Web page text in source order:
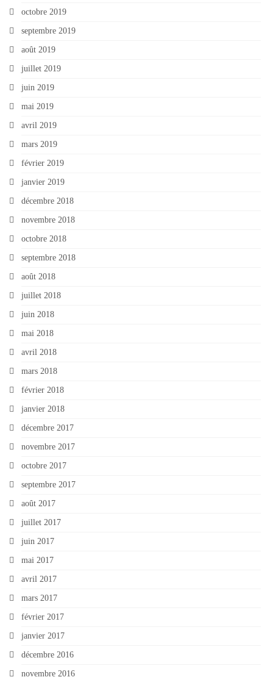
octobre 2019
septembre 2019
août 2019
juillet 2019
juin 2019
mai 2019
avril 2019
mars 2019
février 2019
janvier 2019
décembre 2018
novembre 2018
octobre 2018
septembre 2018
août 2018
juillet 2018
juin 2018
mai 2018
avril 2018
mars 2018
février 2018
janvier 2018
décembre 2017
novembre 2017
octobre 2017
septembre 2017
août 2017
juillet 2017
juin 2017
mai 2017
avril 2017
mars 2017
février 2017
janvier 2017
décembre 2016
novembre 2016